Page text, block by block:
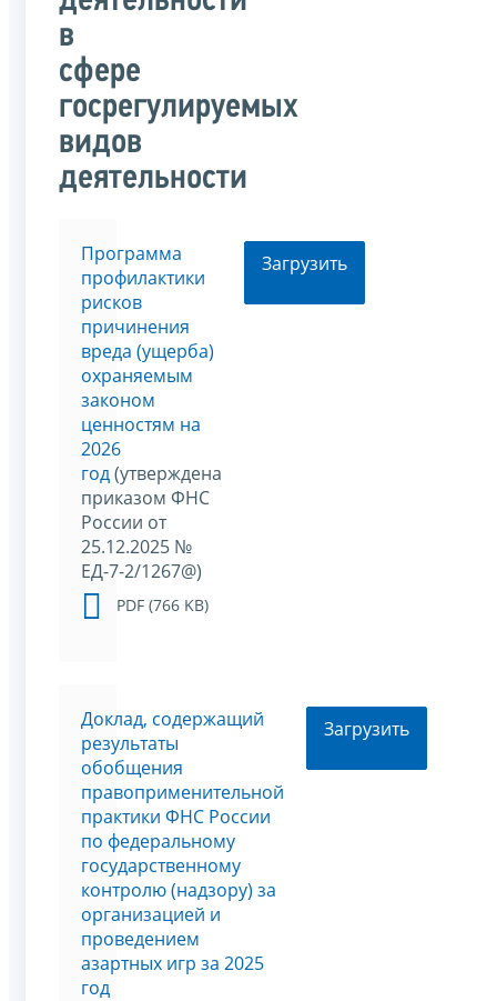
в
сфере
госрегулируемых
видов
деятельности
Программа
профилактики
рисков
причинения
вреда (ущерба)
охраняемым
законом
ценностям на
2026
год(утверждена
приказом ФНС
России от
25.12.2025 №
ЕД-7-2/1267@)
PDF (766 KB)
Загрузить
Доклад, содержащий
результаты
обобщения
правоприменительной
практики ФНС России
по федеральному
государственному
контролю (надзору) за
организацией и
проведением
азартных игр за 2025
год
Загрузить